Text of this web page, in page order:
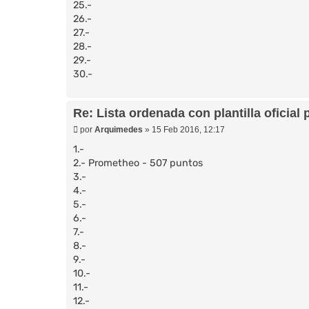
25.-
26.-
27.-
28.-
29.-
30.-
Re: Lista ordenada con plantilla oficial
M
n
s
a
j
e
por Arquimedes » 15 Feb 2016, 12:17
1.-
2.- Prometheo - 507 puntos
3.-
4.-
5.-
6.-
7.-
8.-
9.-
10.-
11.-
12.-